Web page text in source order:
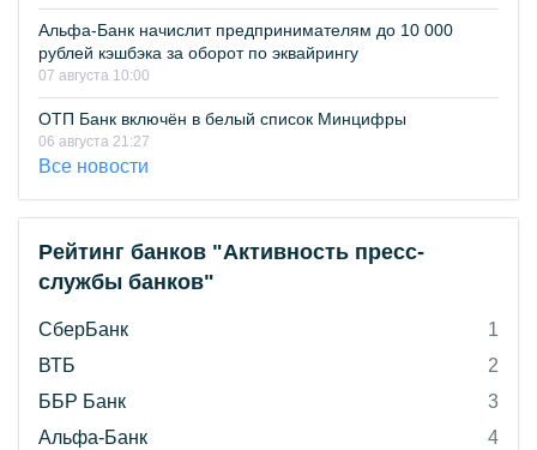
Альфа-Банк начислит предпринимателям до 10 000
рублей кэшбэка за оборот по эквайрингу
07 августа 10:00
ОТП Банк включён в белый список Минцифры
06 августа 21:27
Все новости
Рейтинг банков "Активность пресс-
службы банков"
СберБанк
1
ВТБ
2
ББР Банк
3
Альфа-Банк
4